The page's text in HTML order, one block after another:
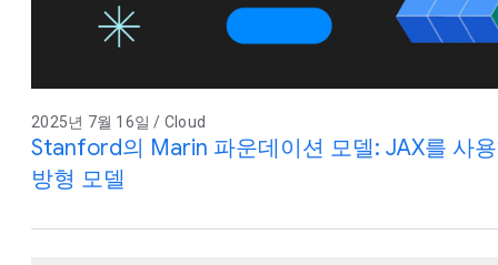
2025년 7월 16일 / Cloud
Stanford의 Marin 파운데이션 모델: JAX를 사
방형 모델